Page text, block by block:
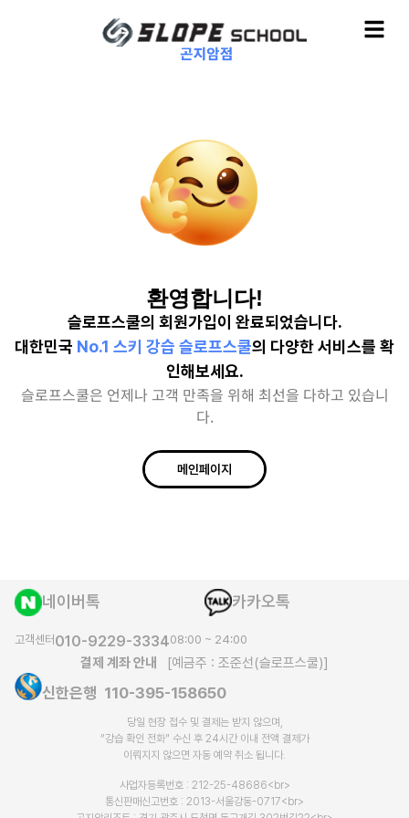
환영합니다!
슬로프스쿨의 회원가입이 완료되었습니다.
대한민국 No.1 스키 강습 슬로프스쿨의 다양한 서비스를 확
인해보세요.
슬로프스쿨은 언제나 고객 만족을 위해 최선을 다하고 있습니
다.
메인페이지
네이버톡 카카오톡
고객센터 010-9229-333408:00 ~ 24:00
결제 계좌 안내 [예금주 : 조준선(슬로프스쿨)]
신한은행 110-395-158650
당일 현장 접수 및 결제는 받지 않으며,
“강습 확인 전화” 수신 후 24시간 이내 전액 결제가
이뤄지지 않으면 자동 예약 취소 됩니다.​
사업자등록번호 : 212-25-48686<br>
통신판매신고번호 : 2013-서울강동-0717<br>